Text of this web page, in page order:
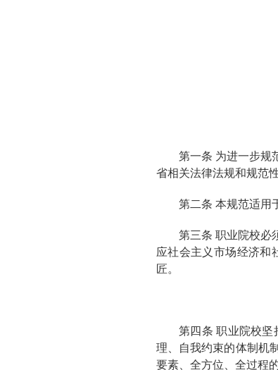
第一条 为进一步规
省相关法律法规和规范
第二条 本规范适用
第三条 职业院校必
应社会主义市场经济和
匠。
第四条 职业院校坚
理、自我约束的体制机
要素、全方位、全过程